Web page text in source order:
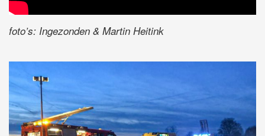
foto’s: Ingezonden & Martin Heitink